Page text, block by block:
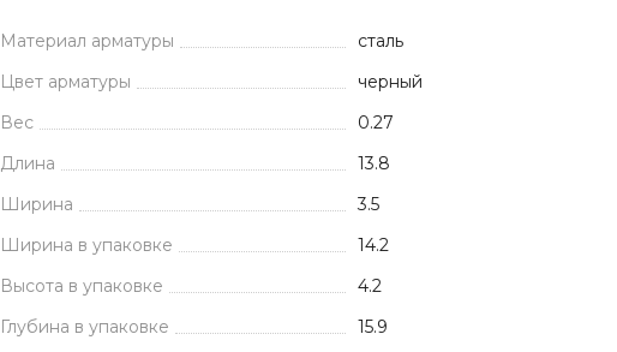
Материал арматуры
сталь
Цвет арматуры
черный
Вес
0.27
Длина
13.8
Ширина
3.5
Ширина в упаковке
14.2
Высота в упаковке
4.2
Глубина в упаковке
15.9